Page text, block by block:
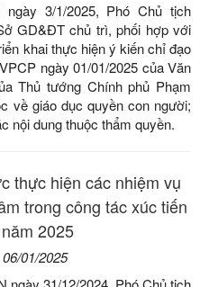
3/1/2025, Phó Chủ tịch
GD&ĐT chủ trì, phối hợp với
khai thực hiện ý kiến chỉ đạo
ngày 01/01/2025 của Văn
Thủ tướng Chính phủ Phạm
về giáo dục quyền con người;
nội dung thuộc thẩm quyền.
thực hiện các nhiệm vụ
trong công tác xúc tiến
2025
01/2025